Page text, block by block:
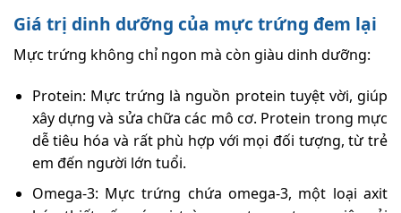
Giá trị dinh dưỡng của mực trứng đem lại
Mực trứng không chỉ ngon mà còn giàu dinh dưỡng:
Protein: Mực trứng là nguồn protein tuyệt vời, giúp
xây dựng và sửa chữa các mô cơ. Protein trong mực
dễ tiêu hóa và rất phù hợp với mọi đối tượng, từ trẻ
em đến người lớn tuổi.
Omega-3: Mực trứng chứa omega-3, một loại axit